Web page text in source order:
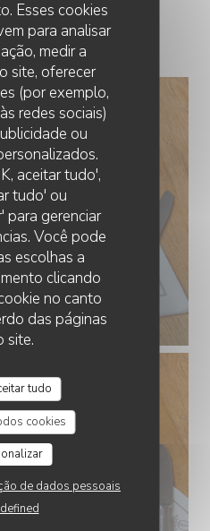
Esses cookies
para analisar
medir a
site, oferecer
(por exemplo,
redes sociais)
ou
aceitar tudo',
tudo' ou
para gerenciar
Você pode
escolhas a
clicando
no canto
das páginas
site.
tudo
cookies
de dados pessoais